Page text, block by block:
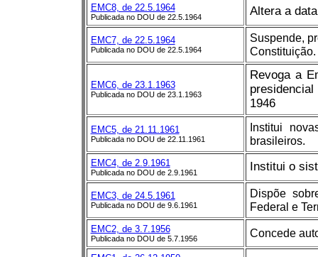
EMC8, de 22.5.1964
Publicada no DOU de 22.5.1964 Altera a
EMC7, de 22.5.1964
Publicada no DOU de 22.5.1964
Suspende,
Constituição.
EMC6, de 23.1.1963
Publicada no DOU de 23.1.1963
Revoga a
1946
EMC5, de 21.11.1961
Publicada no DOU de 22.11.1961
Institui
brasileiros.
EMC4, de 2.9.1961
Publicada no DOU de 2.9.1961 Institui o
EMC3, de 24.5.1961
Publicada no DOU de 9.6.1961
Dispõe
Federal e
EMC2, de 3.7.1956
Publicada no DOU de 5.7.1956 Concede